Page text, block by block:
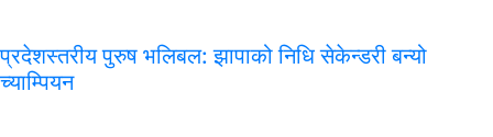
प्रदेशस्तरीय पुरुष भलिबल: झापाको निधि सेकेन्डरी बन्यो
च्याम्पियन